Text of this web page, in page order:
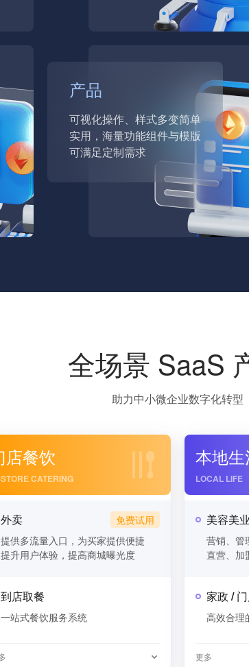
产品
可视化操作、样式多变简单
实用，海量功能组件与模版
可满足定制需求
全场景 SaaS
助力中小微企业数字化转型
店餐饮
CATERING
外卖
提供多流量入口，为买家提供便捷
提升用户体验，提高商城曝光度
到店取餐
一站式餐饮服务系统
本地生
LOCAL LIFE
美容美业
营销、管
直营、加
家政 /
高效合理
更多